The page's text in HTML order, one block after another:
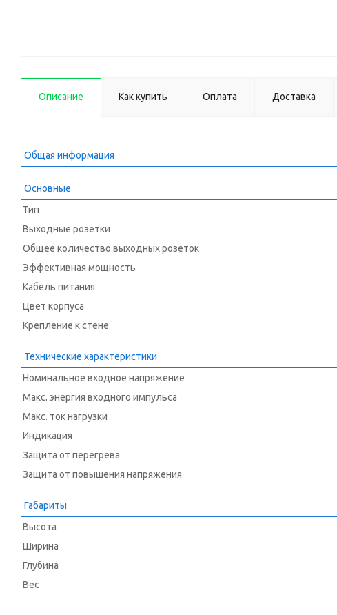
Описание Как купить Оплата Доставка
Общая информация
Основные
Тип
Выходные розетки
Общее количество выходных розеток
Эффективная мощность
Кабель питания
Цвет корпуса
Крепление к стене
Технические характеристики
Номинальное входное напряжение
Макс. энергия входного импульса
Макс. ток нагрузки
Индикация
Защита от перегрева
Защита от повышения напряжения
Габариты
Высота
Ширина
Глубина
Вес